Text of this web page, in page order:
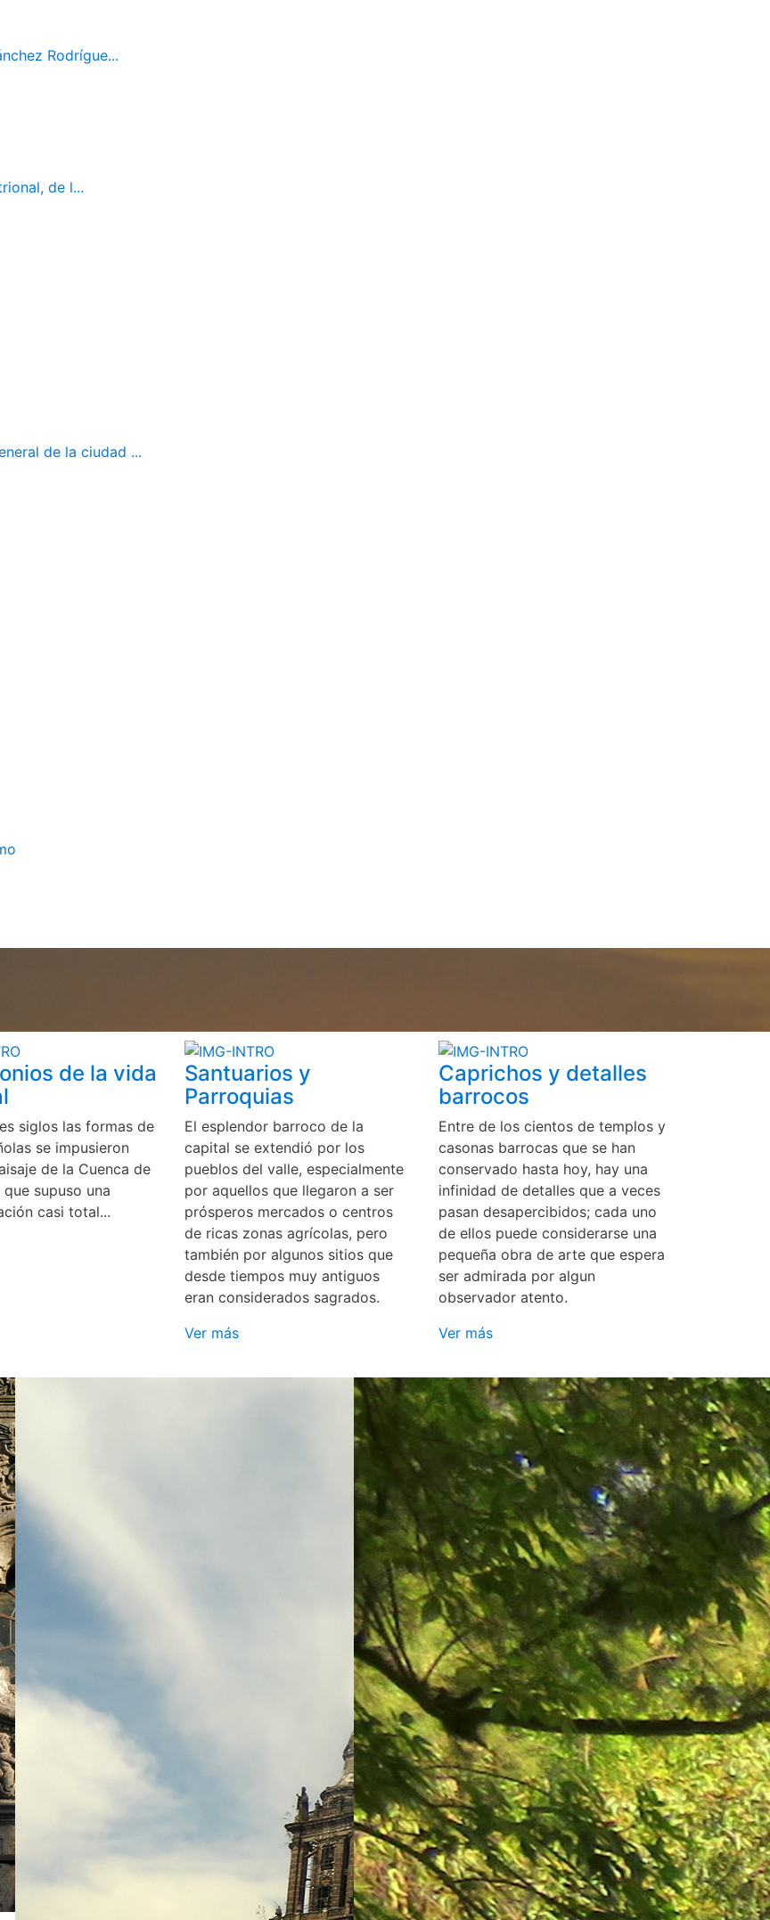
Rodrígue...
de l...
de la ciudad ...
de la vida
siglos las formas de
se impusieron
de la Cuenca de
supuso una
casi total...
Santuarios y
Parroquias
El esplendor barroco de la
capital se extendió por los
pueblos del valle, especialmente
por aquellos que llegaron a ser
prósperos mercados o centros
de ricas zonas agrícolas, pero
también por algunos sitios que
desde tiempos muy antiguos
eran considerados sagrados.
Ver más
Caprichos y detalles
barrocos
Entre de los cientos de templos y
casonas barrocas que se han
conservado hasta hoy, hay una
infinidad de detalles que a veces
pasan desapercibidos; cada uno
de ellos puede considerarse una
pequeña obra de arte que espera
ser admirada por algun
observador atento.
Ver más